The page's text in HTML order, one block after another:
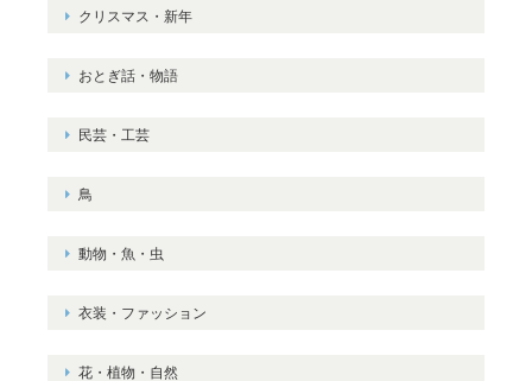
クリスマス・新年
おとぎ話・物語
民芸・工芸
鳥
動物・魚・虫
衣装・ファッション
花・植物・自然